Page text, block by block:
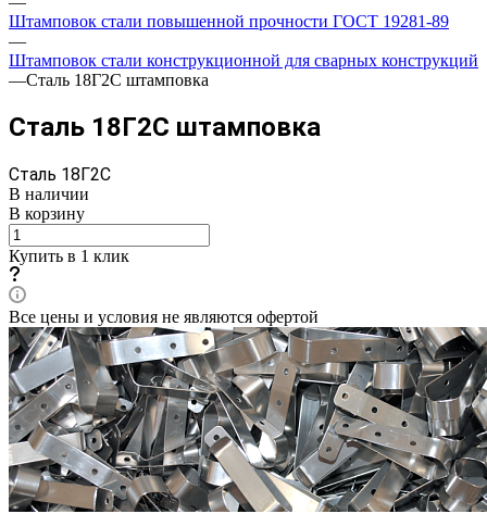
Штамповок стали повышенной прочности ГОСТ 19281-89
—
Штамповок стали конструкционной для сварных конструкций
—Сталь 18Г2С штамповка
Сталь 18Г2С штамповка
Сталь 18Г2С
В наличии
В корзину
Купить в 1 клик
Все цены и условия не являются офертой